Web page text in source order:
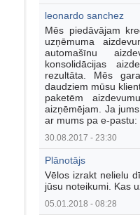
leonardo sanchez
Mēs piedāvājam
uzņēmuma
automašīnu
konsolidācijas
rezultāta. Mēs
daudziem mūsu
paketēm
aizņēmējam. Ja
ar mums pa e-pastu:
30.08.2017 - 23:30
Plānotājs
Vēlos izrakt nelielu
jūsu noteikumi. Kas
05.01.2018 - 08:28